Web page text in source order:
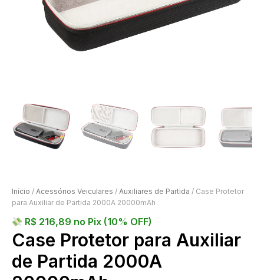
Início / Acessórios Veiculares / Auxiliares de Partida / Case Protetor
para Auxiliar de Partida 2000A 20000mAh
R$ 216,89 no Pix (10% OFF)
Case Protetor para Auxiliar
de Partida 2000A